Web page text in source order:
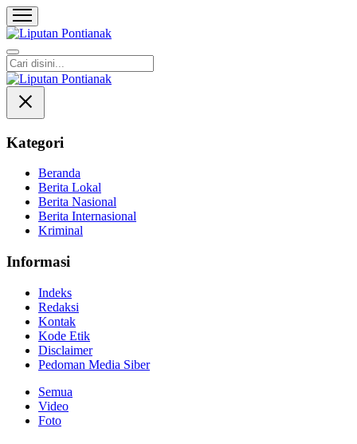
Liputan Pontianak
Berita Terkini dan TerUpdate
Kategori
Beranda
Berita Lokal
Berita Nasional
Berita Internasional
Kriminal
Informasi
Indeks
Redaksi
Kontak
Kode Etik
Disclaimer
Pedoman Media Siber
Semua
Video
Foto